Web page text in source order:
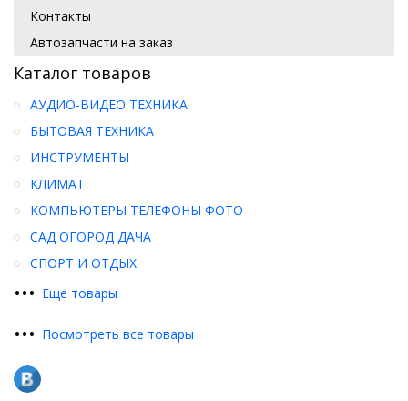
Контакты
Автозапчасти на заказ
Каталог товаров
••• Еще товары
АУДИО-ВИДЕО ТЕХНИКА
БЫТОВАЯ ТЕХНИКА
ИНСТРУМЕНТЫ
КЛИМАТ
КОМПЬЮТЕРЫ ТЕЛЕФОНЫ ФОТО
САД ОГОРОД ДАЧА
СПОРТ И ОТДЫХ
••• Посмотреть все товары